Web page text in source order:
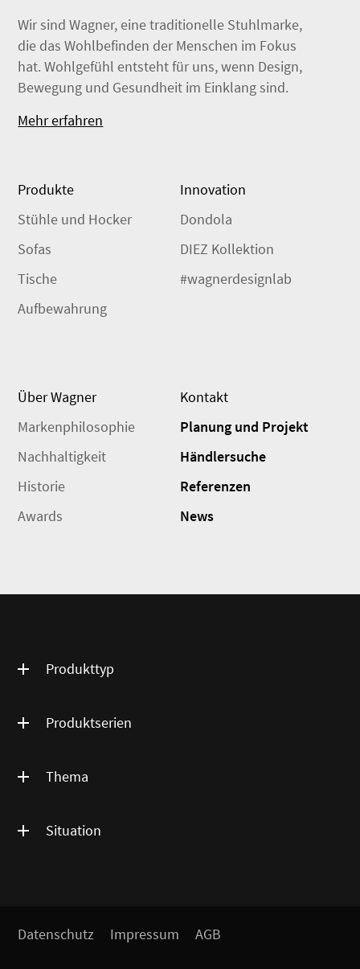
Wir sind Wagner, eine traditionelle Stuhlmarke,
die das Wohlbefinden der Menschen im Fokus
hat. Wohlgefühl entsteht für uns, wenn Design,
Bewegung und Gesundheit im Einklang sind.
Mehr erfahren
Produkte
Stühle und Hocker
Sofas
Tische
Aufbewahrung
Innovation
Dondola
DIEZ Kollektion
#wagnerdesignlab
Über Wagner
Markenphilosophie
Nachhaltigkeit
Historie
Awards
Kontakt
Planung und Projekt
Händlersuche
Referenzen
News
Produkttyp
Produktserien
Thema
Situation
Datenschutz Impressum AGB